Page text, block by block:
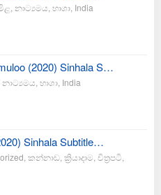
නාට්‍යමය භාශා India
(2020) Sinhala S…
නාට්‍යමය භාශා India
Sinhala Subtitle…
කන්නාඩ ක්‍රියාදාම චිත්‍රපටි